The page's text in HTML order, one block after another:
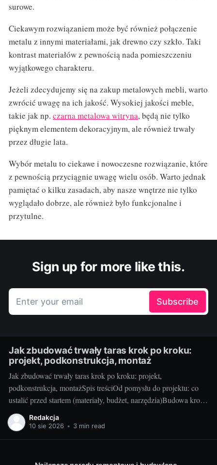
surowe.
Ciekawym rozwiązaniem może być również połączenie
metalu z innymi materiałami, jak drewno czy szkło. Taki
kontrast materiałów z pewnością nada pomieszczeniu
wyjątkowego charakteru.
Jeżeli zdecydujemy się na zakup metalowych mebli, warto
zwrócić uwagę na ich jakość. Wysokiej jakości meble,
takie jak np. czarna metalowa witryna, będą nie tylko
pięknym elementem dekoracyjnym, ale również trwały
przez długie lata.
Wybór metalu to ciekawe i nowoczesne rozwiązanie, które
z pewnością przyciągnie uwagę wielu osób. Warto jednak
pamiętać o kilku zasadach, aby nasze wnętrze nie tylko
wyglądało dobrze, ale również było funkcjonalne i
przytulne.
Sign up for more like this.
Enter your email Subscribe
Jak zbudować trwały taras krok po kroku:
projekt, podkonstrukcja, montaż
Jak zbudować trwały taras krok po kroku: projekt,
podkonstrukcja, montażSpis treściOd pomysłu do projektu: co
ustalić przed startem (materiały, budżet, narzędzia)Budowa krok
po kroku: podkonstrukcja, drenaż, montaż desek i
wykończeniaPodsumowanie i utrzymanie: kontrola jakości,
Redakcja
10 sie 2026 • 3 min read